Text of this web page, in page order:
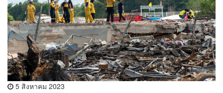
5 สิงหาคม 2023